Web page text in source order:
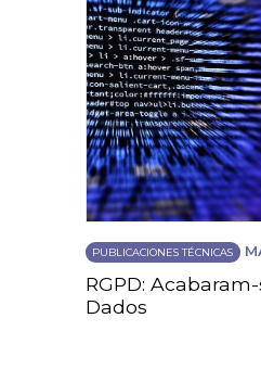
PUBLICACIONES TÉCNICAS
RGPD:
Dados